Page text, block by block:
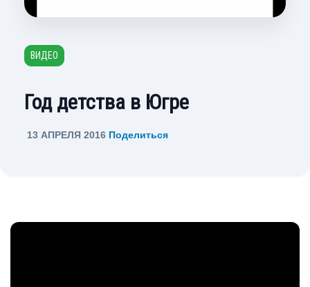
ВИДЕО
Год детства в Югре
13 АПРЕЛЯ 2016 Поделиться